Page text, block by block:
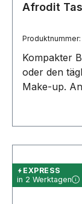
Afrodit
Produktnummer:
Kompakter
oder den
Make-up.
befindet
EXPRESS
in 2 Werktagen